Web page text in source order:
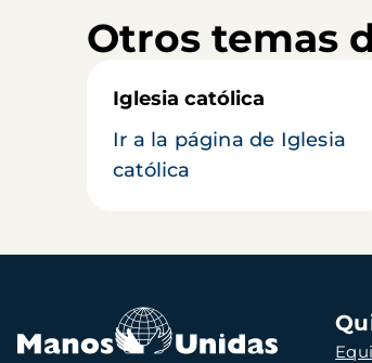
Otros temas
Iglesia católica
Ir a la página de Iglesia
católica
principal